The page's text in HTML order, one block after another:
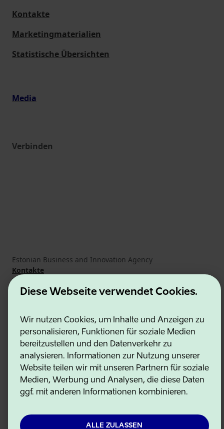
Diese Webseite verwendet Cookies.
Wir nutzen Cookies, um Inhalte und Anzeigen zu
personalisieren, Funktionen für soziale Medien
bereitzustellen und den Datenverkehr zu
analysieren. Informationen zur Nutzung unserer
Website teilen wir mit unseren Partnern für soziale
Medien, Werbung und Analysen, die diese Daten
ggf. mit anderen Informationen kombinieren.
ALLE ZULASSEN
Kontakte
Marketingmaterialien
Statistische Übersichten
Media
Verbinden
Estonian Business and Innovation Agency
Kontakte
Kooperationspartner
Nutzungsbedingungen